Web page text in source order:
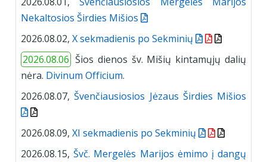
Nekaltosios Širdies Mišios
2026.08.02, X sekmadienis po Sekminių
2026.08.06 Šios dienos šv. Mišių kintamųjų dalių
nėra. Divinum Officium.
2026.08.07,Švenčiausiosios Jėzaus Širdies Mišios
2026.08.09, XI sekmadienis po Sekminių
2026.08.15,Švč. Mergelės Marijos ėmimo į dangų